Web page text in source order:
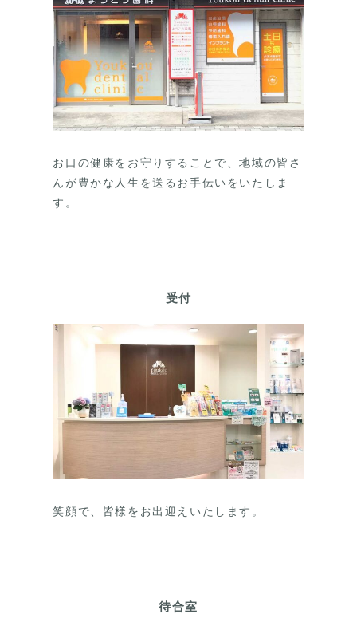
お口の健康をお守りすることで、地域の皆さ
んが豊かな人生を送るお手伝いをいたしま
す。
受付
笑顔で、皆様をお出迎えいたします。
待合室